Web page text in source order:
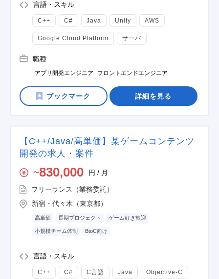
言語・スキル
C++ C# Java Unity AWS
Google Cloud Platform サーバ
職種
アプリ開発エンジニア フロントエンドエンジニア
詳細を見る
【C++/Java/高単価】某ゲームコンテンツ
開発の求人・案件
〜830,000 円 / 月
フリーランス（業務委託）
新宿・代々木（東京都）
高単価 長期プロジェクト ゲーム好き歓迎
小規模チーム体制 BtoC向け
言語・スキル
C++ C# C言語 Java Objective-C